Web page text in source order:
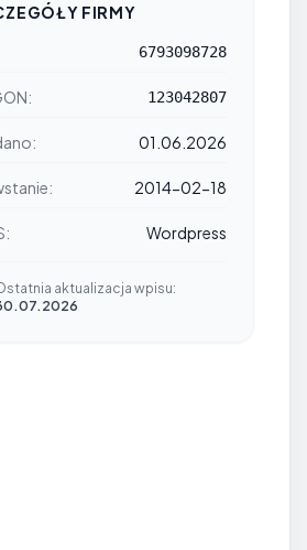
FIRMY
6793098728
123042807
01.06.2026
2014-02-18
Wordpress
aktualizacja wpisu: